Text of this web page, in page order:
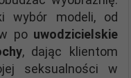
wybór modeli, od
po uwodzicielskie
, dając klientom
seksualności w